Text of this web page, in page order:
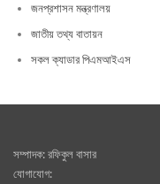
জনপ্রশাসন মন্ত্রণালয়
জাতীয় তথ্য বাতায়ন
সকল ক্যাডার পিএমআইএস
সম্পাদক: রফিকুল বাসার
যোগাযোগ: